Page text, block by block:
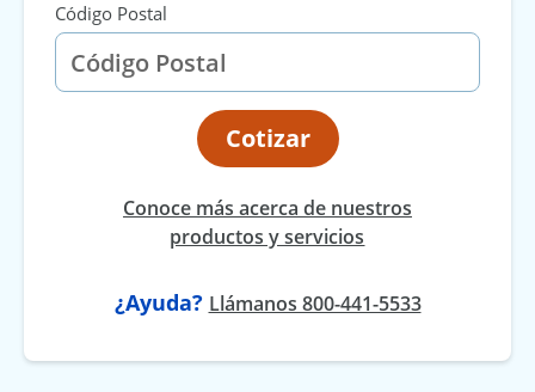
Código Postal
Cotizar
Conoce más acerca de nuestros
productos y servicios
¿Ayuda? Llámanos 800-441-5533